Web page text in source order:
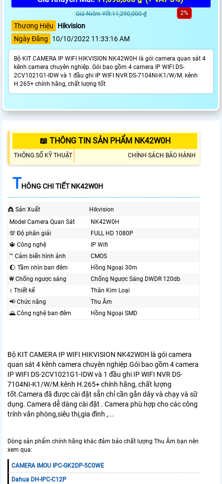
Giá Niêm Yết:11,290,000 ₫ 2%
Thương Hiệu
Hikvision
Ngày Đăng
10/10/2022 11:33:16 AM
Bộ KIT CAMERA IP WIFI HIKVISION NK42W0H là gói camera quan sát 4
kênh camera chuyên nghiệp. Gói bao gồm 4 camera IP WIFI DS-
2CV1021G1-IDW và 1 đầu ghi IP WIFI NVR DS-7104NI-K1/W/M. kênh
H.265+ chính hãng, chất lượng tốt
📖 THÔNG TIN SẢN PHẨM NK42W0H
THÔNG SỐ KỸ THUẬT CHÍNH SÁCH BẢO HÀNH
THÔNG CHI TIẾT NK42W0H
👸 Sản Xuất
Hikvision
Model Camera Quan Sát
NK42W0H
💯 Độ phân giải
FULL HD 1080P
🔱 Công nghệ
IP Wifi
™️ Cảm biến hình ảnh
CMOS
🌔 Tầm nhìn ban đêm
Hồng Ngoại 30m
₩ Chống ngược sáng
Chống Ngược Sáng DWDR 120db
↕️ Thiết kế
Thân Kim Loại
📢 Chức năng
Thu Âm
🌄 Công nghệ ban đêm
Hồng Ngoại SMD
Bộ KIT CAMERA IP WIFI HIKVISION NK42W0H là gói camera
quan sát 4 kênh camera chuyên nghiệp.Gói bao gồm 4 camera
IP WIFI DS-2CV1021G1-IDW và 1 đầu ghi IP WIFI NVR DS-
7104NI-K1/W/M.kênh H.265+ chính hãng, chất lượng
tốt.Camera đã được cài đặt sẵn chỉ cần gắn dây và chạy và sữ
dụng. Camera dễ dàng cài đặt . Camera phù hợp cho các công
trính văn phòng,siêu thị,gia đình ,...
Dòng sản phẩm chính hãng khác đảm bảo chất lượng Thu Âm bạn nên
xem qua:
CAMERA IMOU IPC-GK2DP-5C0WE
Dahua DH-IPC-C12P